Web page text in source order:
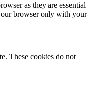
as they are essential
browser only with your
These cookies do not